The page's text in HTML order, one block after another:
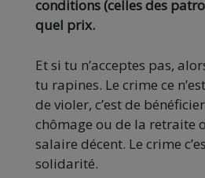
conditions (celles des
quel prix.
Et si tu n’acceptes pas,
tu rapines. Le crime ce
de violer, c’est de
chômage ou de la retraite
salaire décent. Le crime
solidarité.